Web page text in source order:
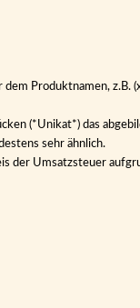
Produktnamen, z.B.
(*Unikat*) das
sehr ähnlich.
der Umsatzsteuer